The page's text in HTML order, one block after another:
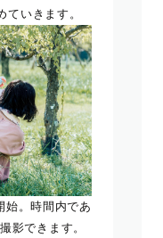
いきます。
始。時間内であ
影できます。